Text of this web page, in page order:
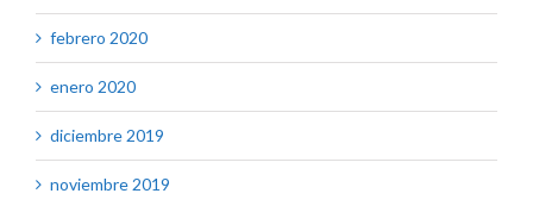
febrero 2020
enero 2020
diciembre 2019
noviembre 2019